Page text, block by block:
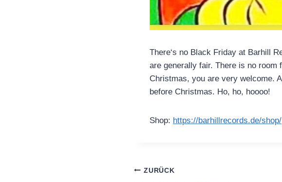
There‘s no Black Friday at Barhill
are generally fair. There is no room
Christmas, you are very welcome.
before Christmas. Ho, ho, hoooo!
Shop: https://barhillrecords.de/shop/
Beitragsnavigation
ZURÜCK